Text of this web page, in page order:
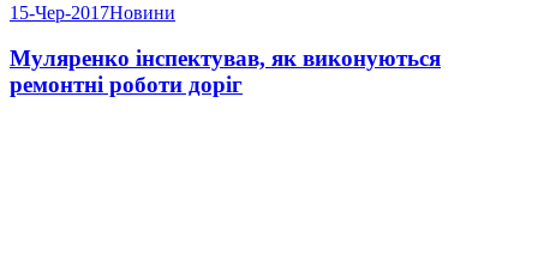
15-Чер-2017Новини
Муляренко інспектував, як виконуються
ремонтні роботи доріг